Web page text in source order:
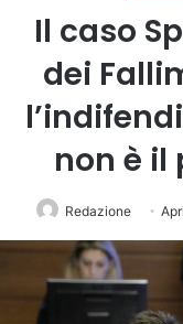
Il caso
dei
non è il
Redazione